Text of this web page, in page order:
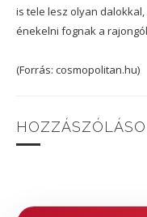
is tele lesz olyan
énekelni fognak a
(Forrás: cosmopolitan.hu)